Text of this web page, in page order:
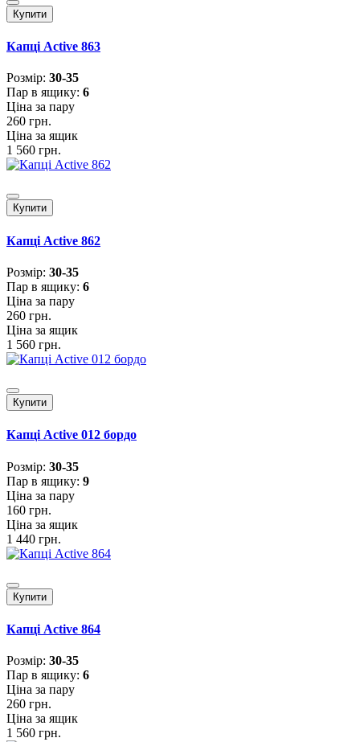
Купити
Капці Active 863
Розмiр: 30-35
Пар в ящику: 6
Ціна за пару
260 грн.
Ціна за ящик
1 560 грн.
Купити
Капці Active 862
Розмiр: 30-35
Пар в ящику: 6
Ціна за пару
260 грн.
Ціна за ящик
1 560 грн.
Купити
Капці Active 012 бордо
Розмiр: 30-35
Пар в ящику: 9
Ціна за пару
160 грн.
Ціна за ящик
1 440 грн.
Купити
Капці Active 864
Розмiр: 30-35
Пар в ящику: 6
Ціна за пару
260 грн.
Ціна за ящик
1 560 грн.